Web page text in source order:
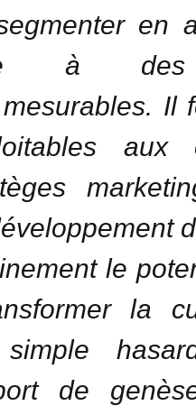
en
à
Il
aux
le
la
simple
de